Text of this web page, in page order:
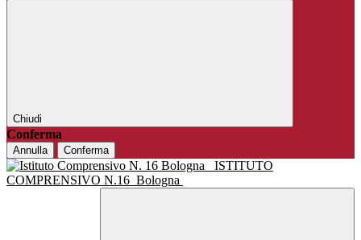
Chiudi
Conferma
Annulla Conferma
ISTITUTO
COMPRENSIVO N.16 Bologna